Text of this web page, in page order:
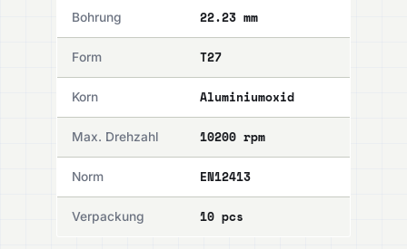
Bohrung 22.23 mm
Form T27
Korn Aluminiumoxid
Max. Drehzahl 10200 rpm
Norm EN12413
Verpackung 10 pcs